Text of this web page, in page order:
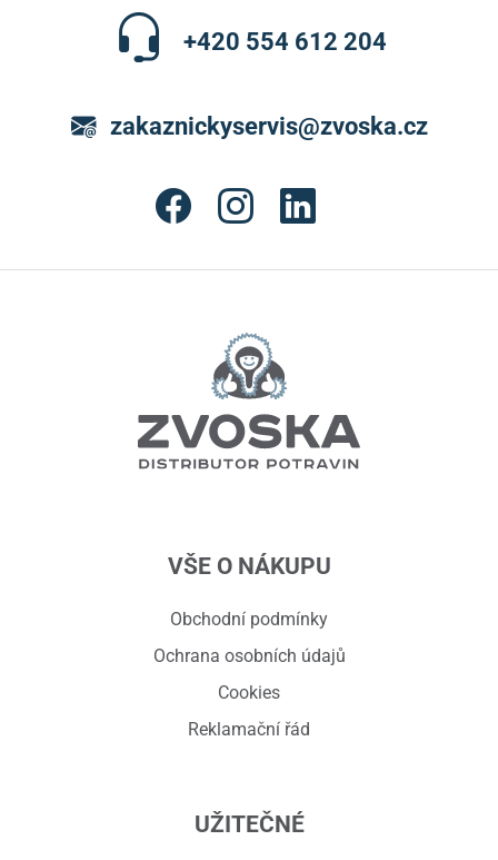
+420 554 612 204
zakaznickyservis@zvoska.cz
VŠE O NÁKUPU
Obchodní podmínky
Ochrana osobních údajů
Cookies
Reklamační řád
UŽITEČNÉ